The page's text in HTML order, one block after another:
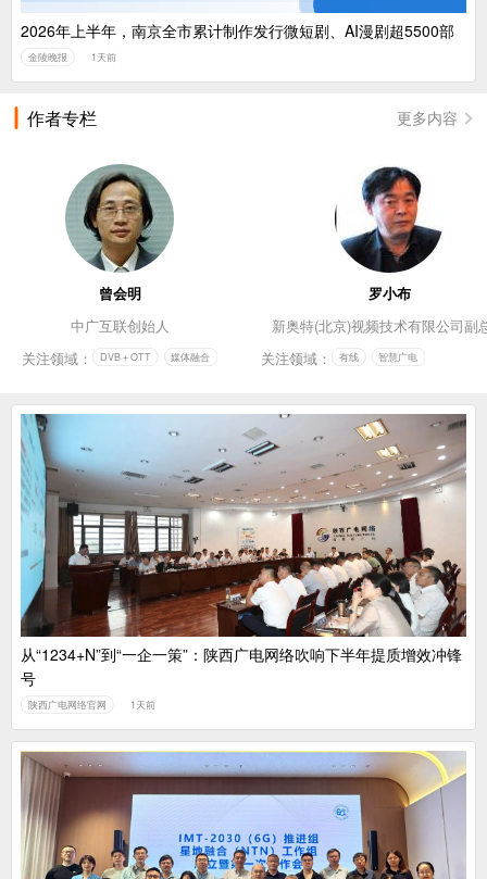
2026年上半年，南京全市累计制作发行微短剧、AI漫剧超5500部
金陵晚报 1天前
作者专栏 更多内容
曾会明
中广互联创始人
关注领域：
DVB＋OTT 媒体融合
罗小布
新奥特(北京)视频技术有限公司副
关注领域：
有线 智慧广电
从“1234+N”到“一企一策”：陕西广电网络吹响下半年提质增效冲锋
号
陕西广电网络官网 1天前